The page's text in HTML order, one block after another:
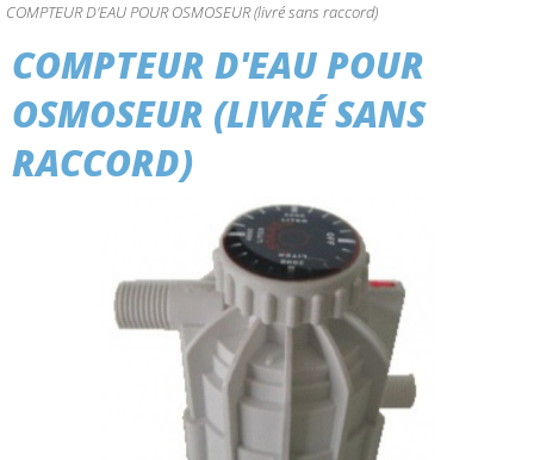
COMPTEUR D'EAU POUR OSMOSEUR (livré sans raccord)
COMPTEUR D'EAU POUR
OSMOSEUR (LIVRÉ SANS
RACCORD)